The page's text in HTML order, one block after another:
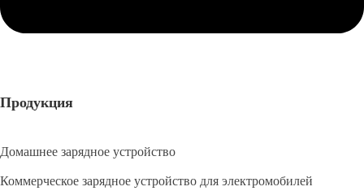
Продукция
Домашнее зарядное устройство
Коммерческое зарядное устройство для электромобилей